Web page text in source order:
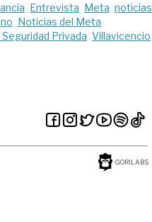
Entrevista Meta noticias
Noticias del Meta
Privada Villavicencio
GORILABS